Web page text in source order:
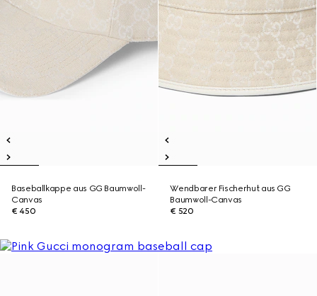
Baseballkappe aus GG Baumwoll-
Canvas
€ 450
Wendbarer Fischerhut aus GG
Baumwoll-Canvas
€ 520